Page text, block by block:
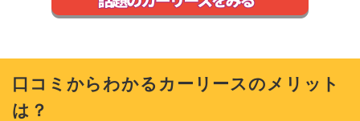
口コミからわかるカーリースのメリット
は？